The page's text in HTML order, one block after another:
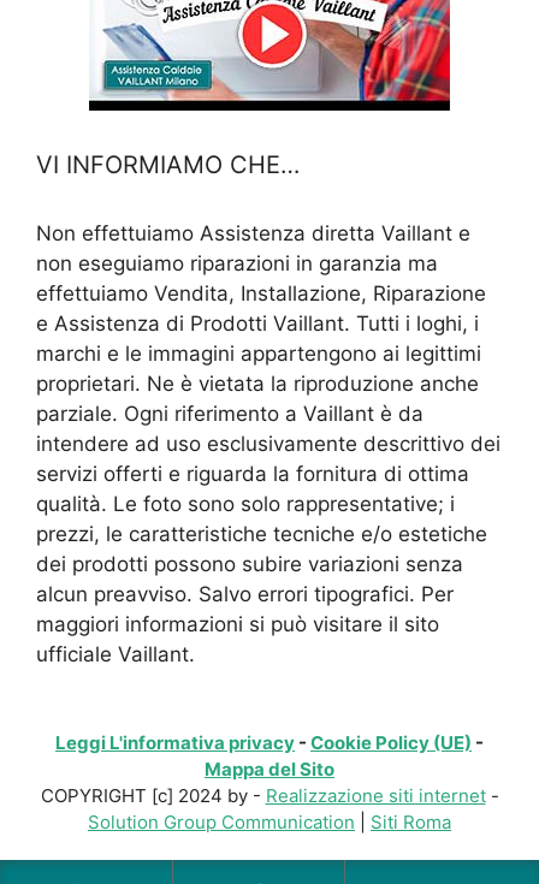
VI INFORMIAMO CHE…
Non effettuiamo Assistenza diretta Vaillant e
non eseguiamo riparazioni in garanzia ma
effettuiamo Vendita, Installazione, Riparazione
e Assistenza di Prodotti Vaillant. Tutti i loghi, i
marchi e le immagini appartengono ai legittimi
proprietari. Ne è vietata la riproduzione anche
parziale. Ogni riferimento a Vaillant è da
intendere ad uso esclusivamente descrittivo dei
servizi offerti e riguarda la fornitura di ottima
qualità. Le foto sono solo rappresentative; i
prezzi, le caratteristiche tecniche e/o estetiche
dei prodotti possono subire variazioni senza
alcun preavviso. Salvo errori tipografici. Per
maggiori informazioni si può visitare il sito
ufficiale Vaillant.
Leggi L'informativa privacy - Cookie Policy (UE) -
Mappa del Sito
COPYRIGHT [c] 2024 by - Realizzazione siti internet-
Solution Group Communication
Siti Roma